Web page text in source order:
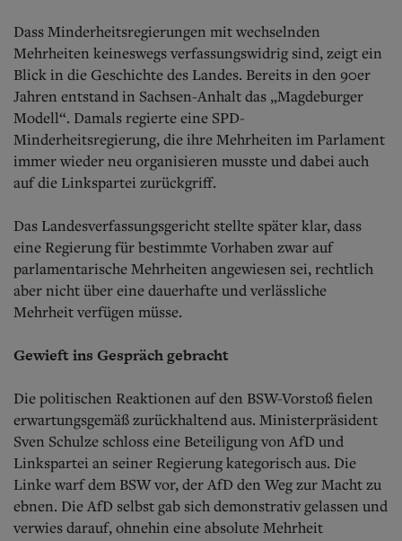
Dass Minderheitsregierungen mit wechselnden
Mehrheiten keineswegs verfassungswidrig sind, zeigt ein
Blick in die Geschichte des Landes. Bereits in den 90er
Jahren entstand in Sachsen-Anhalt das „Magdeburger
Modell“. Damals regierte eine SPD-
Minderheitsregierung, die ihre Mehrheiten im Parlament
immer wieder neu organisieren musste und dabei auch
auf die Linkspartei zurückgriff.
Das Landesverfassungsgericht stellte später klar, dass
eine Regierung für bestimmte Vorhaben zwar auf
parlamentarische Mehrheiten angewiesen sei, rechtlich
aber nicht über eine dauerhafte und verlässliche
Mehrheit verfügen müsse.
Gewieft ins Gespräch gebracht
Die politischen Reaktionen auf den BSW-Vorstoß fielen
erwartungsgemäß zurückhaltend aus. Ministerpräsident
Sven Schulze schloss eine Beteiligung von AfD und
Linkspartei an seiner Regierung kategorisch aus. Die
Linke warf dem BSW vor, der AfD den Weg zur Macht zu
ebnen. Die AfD selbst gab sich demonstrativ gelassen und
verwies darauf, ohnehin eine absolute Mehrheit